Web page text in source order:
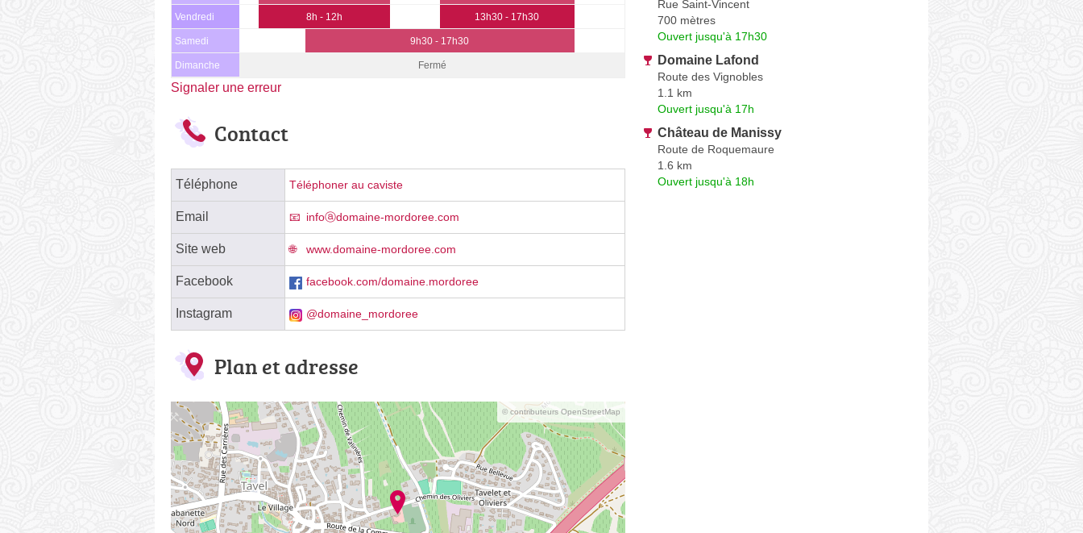
Vendredi 8h - 12h 13h30 - 17h30
Samedi 9h30 - 17h30
Dimanche Fermé
Signaler une erreur
Contact
Téléphone Téléphoner au caviste
Email infoⓐdomaine-mordoree.com
Site web www.domaine-mordoree.com
Facebook facebook.com/domaine.mordoree
Instagram @domaine_mordoree
Plan et adresse
© contributeurs OpenStreetMap
Rue Saint-Vincent
700 mètres
Ouvert jusqu'à 17h30
Domaine Lafond
Route des Vignobles
1.1 km
Ouvert jusqu'à 17h
Château de Manissy
Route de Roquemaure
1.6 km
Ouvert jusqu'à 18h